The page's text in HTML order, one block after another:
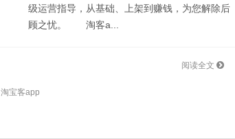
级运营指导，从基础、上架到赚钱，为您解除后
顾之忧。 淘客a...
阅读全文
淘宝客app